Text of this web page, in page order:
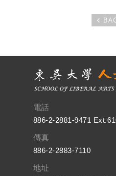
電話
886-2-2881-9471
傳真
886-2-2883-7110
地址